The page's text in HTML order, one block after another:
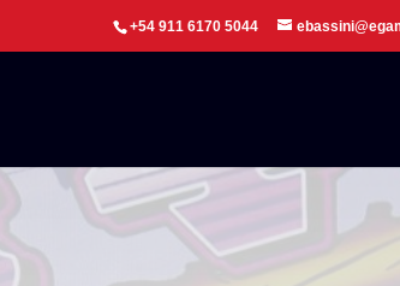
+54 911 6170 5044